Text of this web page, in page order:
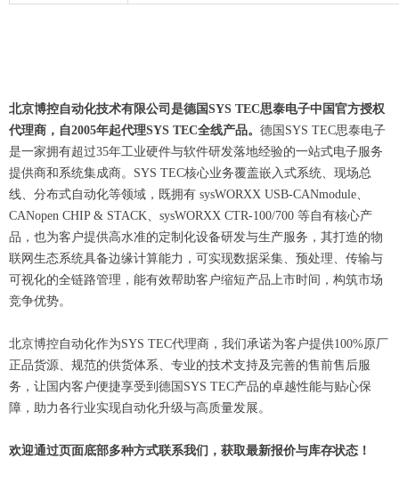
北京博控自动化技术有限公司是德国SYS TEC思泰电子中国官方授权
代理商，自2005年起代理SYS TEC全线产品。 德国SYS TEC思泰电子
是一家拥有超过35年工业硬件与软件研发落地经验的一站式电子服务
提供商和系统集成商。SYS TEC核心业务覆盖嵌入式系统、现场总
线、分布式自动化等领域，既拥有 sysWORXX USB-CANmodule、
CANopen CHIP & STACK、sysWORXX CTR-100/700 等自有核心产
品，也为客户提供高水准的定制化设备研发与生产服务，其打造的物
联网生态系统具备边缘计算能力，可实现数据采集、预处理、传输与
可视化的全链路管理，能有效帮助客户缩短产品上市时间，构筑市场
竞争优势。
北京博控自动化作为SYS TEC代理商，我们承诺为客户提供100%原厂
正品货源、规范的供货体系、专业的技术支持及完善的售前售后服
务，让国内客户便捷享受到德国SYS TEC产品的卓越性能与贴心保
障，助力各行业实现自动化升级与高质量发展。
欢迎通过页面底部多种方式联系我们，获取最新报价与库存状态！